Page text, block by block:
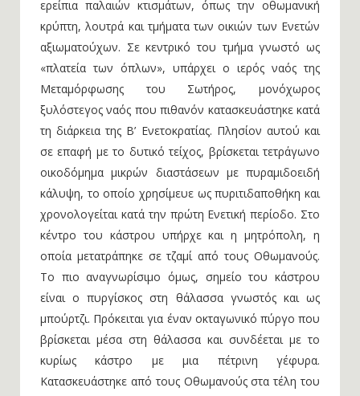
ερείπια παλαιών κτισμάτων, όπως την οθωμανική
κρύπτη, λουτρά και τμήματα των οικιών των Ενετών
αξιωματούχων. Σε κεντρικό του τμήμα γνωστό ως
«πλατεία των όπλων», υπάρχει ο ιερός ναός της
Μεταμόρφωσης του Σωτήρος, μονόχωρος
ξυλόστεγος ναός που πιθανόν κατασκευάστηκε κατά
τη διάρκεια της Β’ Ενετοκρατίας. Πλησίον αυτού και
σε επαφή με το δυτικό τείχος, βρίσκεται τετράγωνο
οικοδόμημα μικρών διαστάσεων με πυραμιδοειδή
κάλυψη, το οποίο χρησίμευε ως πυριτιδαποθήκη και
χρονολογείται κατά την πρώτη Ενετική περίοδο. Στο
κέντρο του κάστρου υπήρχε και η μητρόπολη, η
οποία μετατράπηκε σε τζαμί από τους Οθωμανούς.
Το πιο αναγνωρίσιμο όμως, σημείο του κάστρου
είναι ο πυργίσκος στη θάλασσα γνωστός και ως
μπούρτζι. Πρόκειται για έναν οκταγωνικό πύργο που
βρίσκεται μέσα στη θάλασσα και συνδέεται με το
κυρίως κάστρο με μια πέτρινη γέφυρα.
Κατασκευάστηκε από τους Οθωμανούς στα τέλη του